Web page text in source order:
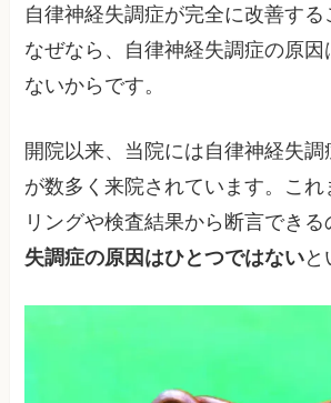
自律神経失調症が完全に改善する
なぜなら、自律神経失調症の原因
ないからです。
開院以来、当院には自律神経失
が数多く来院されています。これ
リングや検査結果から断言できる
失調症の原因はひとつではないと